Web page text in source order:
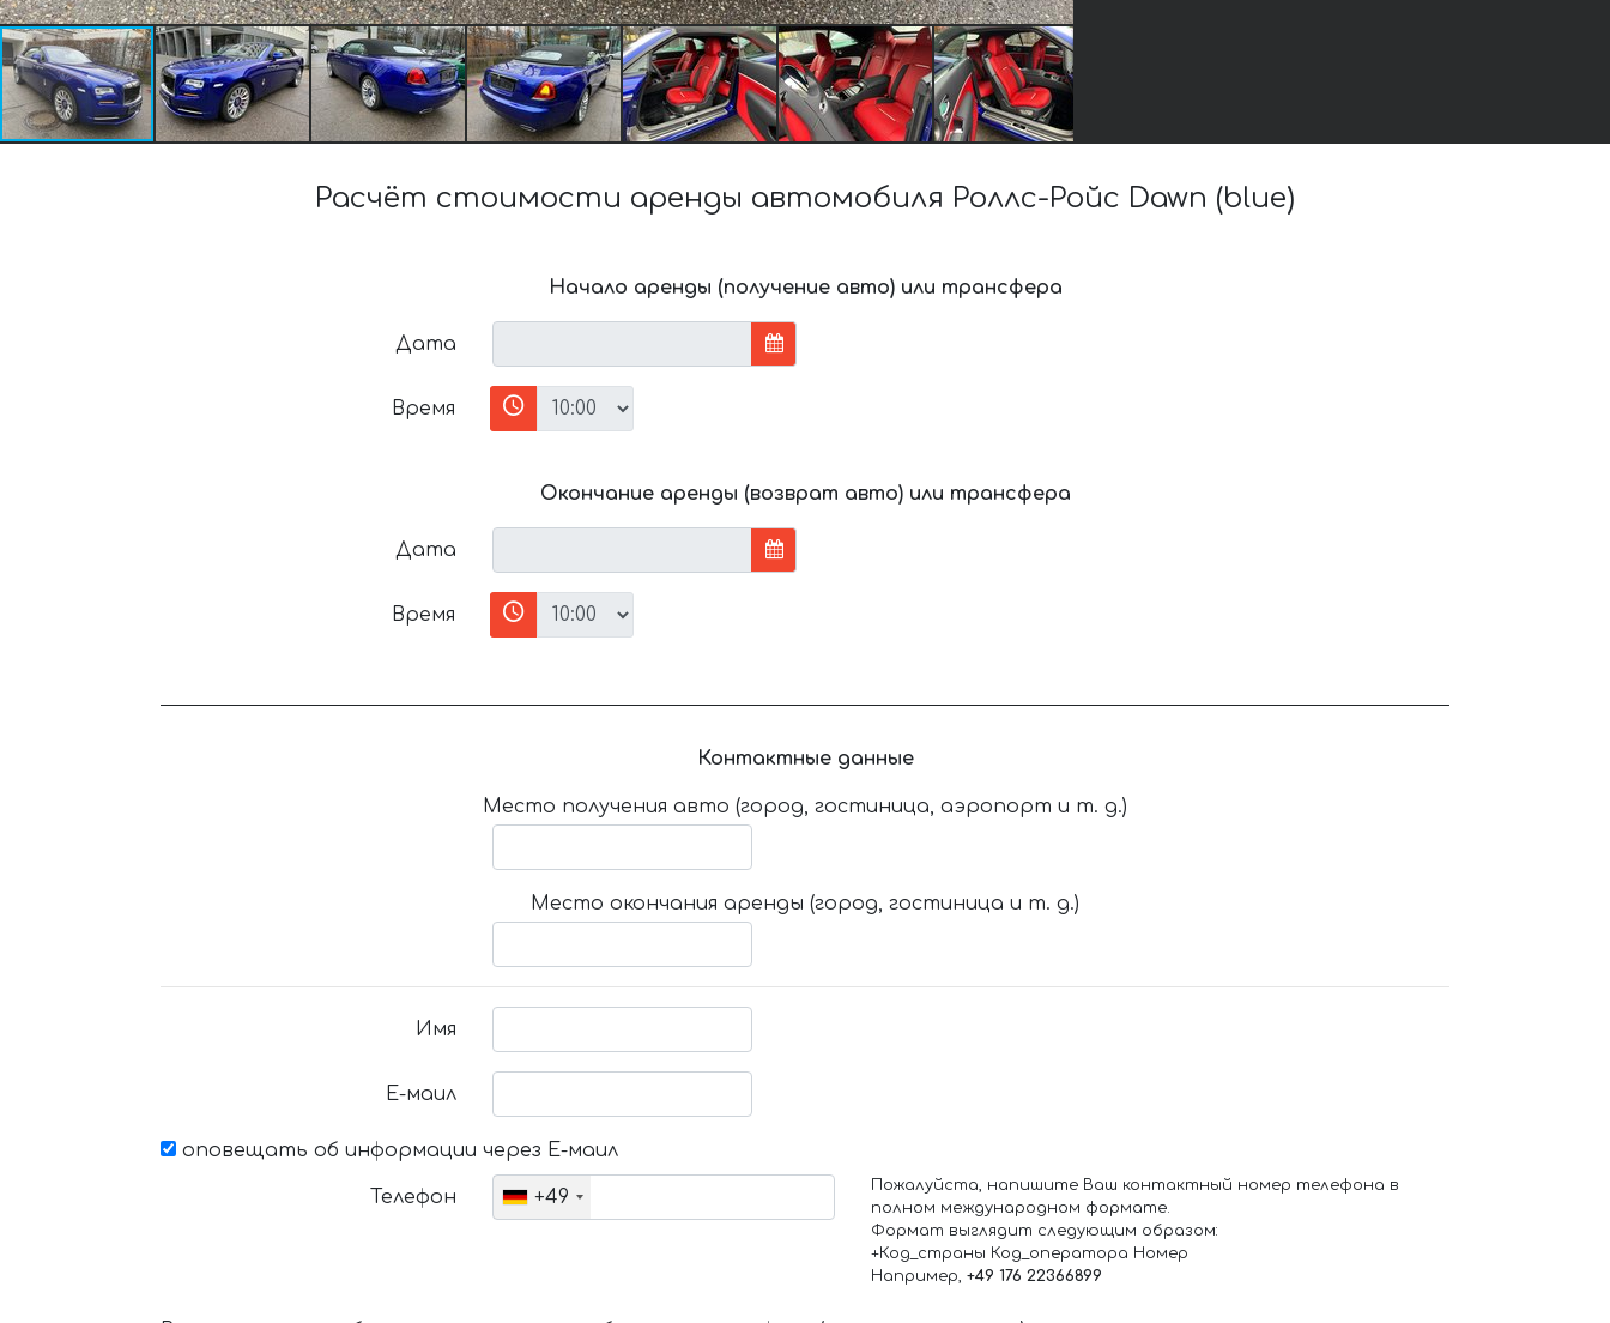
Расчёт стоимости аренды автомобиля Роллс-Ройс Dawn (blue)
Начало аренды (получение авто) или трансфера
Дата
Время
Окончание аренды (возврат авто) или трансфера
Дата
Время
Контактные данные
Место получения авто (город, гостиница, аэропорт и т. д.)
Место окончания аренды (город, гостиница и т. д.)
Имя
Е-маил
оповещать об информации через Е-маил
Телефон +49
Пожалуйста, напишите Ваш контактный номер телефона в
полном международном формате.
Формат выглядит следующим образом:
+Код_страны Код_оператора Номер
Например, +49 176 22366899